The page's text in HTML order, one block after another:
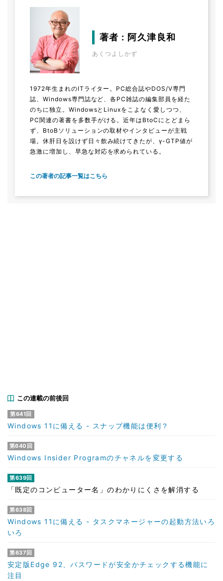
著者 : 阿久津良和
あくつよしかず
1972年生まれのITライター。PC総合誌やDOS/V専門
誌、Windows専門誌など、各PC雑誌の編集部員を経た
のちに独立。WindowsとLinuxをこよなく愛しつつ、
PC関連の著書を多数手がける。近年はBtoCにとどまら
ず、BtoBソリューションの取材やインタビューが主戦
場。休肝日を設けず日々飲み続けてきたが、γ-GTP値が
急激に増加し、早急な対応を求められている。
この著者の記事一覧はこちら
この連載の前後回
第641回
Windows 11に備える - スナップ機能は便利？
第640回
Windows Insider Programのチャネルを変更する
第639回
「既定のコンピューター名」のわかりにくさを解消する
第638回
Windows 11に備える - タスクマネージャーの起動方法いろ
いろ
第637回
安定版Edge 92、パスワードが安全かチェックする機能に
注目